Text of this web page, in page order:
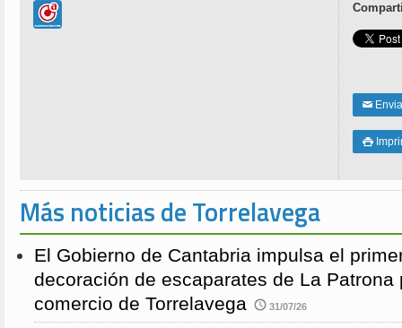
✉

Más noticias de Torrelavega
El Gobierno de Cantabria impulsa el
decoración de escaparates de La Patrona
comercio de Torrelavega
31/07/26